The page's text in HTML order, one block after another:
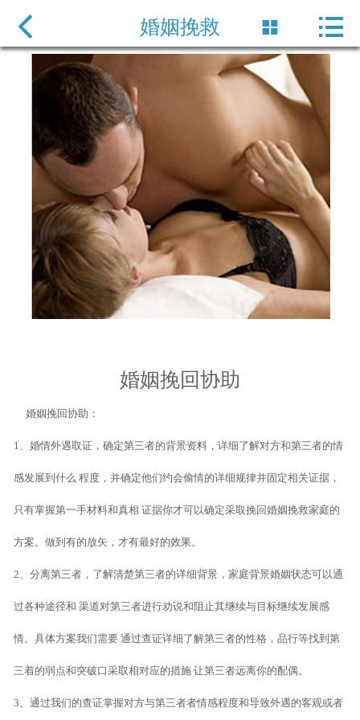
网站首页
服务项目
新闻动态
企业风采
公司简介
保密协定
联系方式
 婚姻挽救  
婚姻挽回协助
婚姻挽回协助：
1、婚情外遇取证，确定第三者的背景资料，详细了解对方和第三者的情
感发展到什么 程度，并确定他们约会偷情的详细规律并固定相关证据，
只有掌握第一手材料和真相 证据你才可以确定采取挽回婚姻挽救家庭的
方案。做到有的放矢，才有最好的效果。
2、分离第三者，了解清楚第三者的详细背景，家庭背景婚姻状态可以通
过各种途径和 渠道对第三者进行劝说和阻止其继续与目标继续发展感
情。具体方案我们需要 通过查证详细了解第三者的性格，品行等找到第
三着的弱点和突破口采取相对应的措施 让第三者远离你的配偶。
3、通过我们的查证掌握对方与第三者者情感程度和导致外遇的客观或者